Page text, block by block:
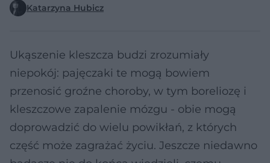
Katarzyna Hubicz
Ukąszenie kleszcza budzi zrozumiały
niepokój: pajęczaki te mogą bowiem
przenosić groźne choroby, w tym boreliozę i
kleszczowe zapalenie mózgu - obie mogą
doprowadzić do wielu powikłań, z których
część może zagrażać życiu. Jeszcze niedawno